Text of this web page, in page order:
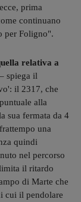
prima
continuano
per Foligno".
relativa a
spiega il
il 2317, che
alla
sua fermata da 4
una
quindi
nel percorso
il ritardo
di Marte che
cui il pendolare